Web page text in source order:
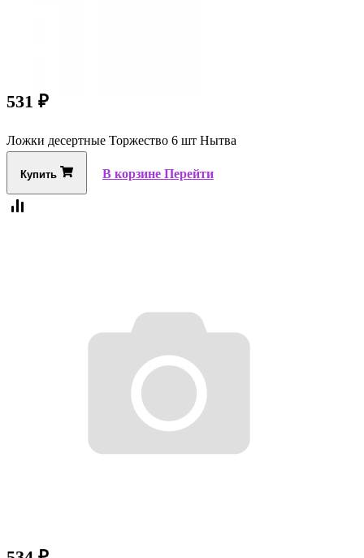
531 ₽
Ложки десертные Торжество 6 шт Нытва
Купить В корзине Перейти